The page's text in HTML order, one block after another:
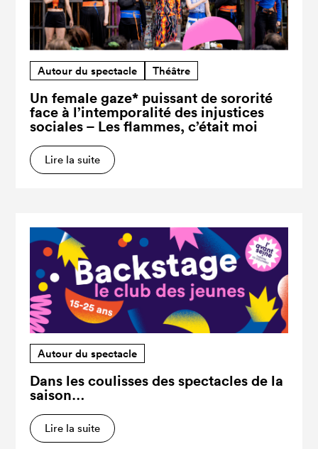
Autour du spectacle Théâtre
Un female gaze* puissant de sororité
face à l’intemporalité des injustices
sociales – Les flammes, c’était moi
Lire la suite
Autour du spectacle
Dans les coulisses des spectacles de la
saison…
Lire la suite